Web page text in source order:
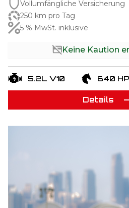
Vollumfängliche Versicherung
250 km pro Tag
5 % MwSt. inklusive
Keine Kaution
5.2L V10 640 HP
Details